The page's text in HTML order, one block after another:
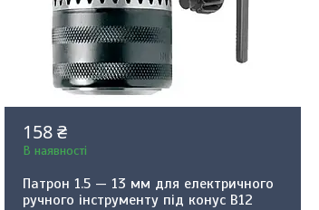
158 ₴
В наявності
Патрон 1.5 — 13 мм для електричного
ручного інструменту під конус B12